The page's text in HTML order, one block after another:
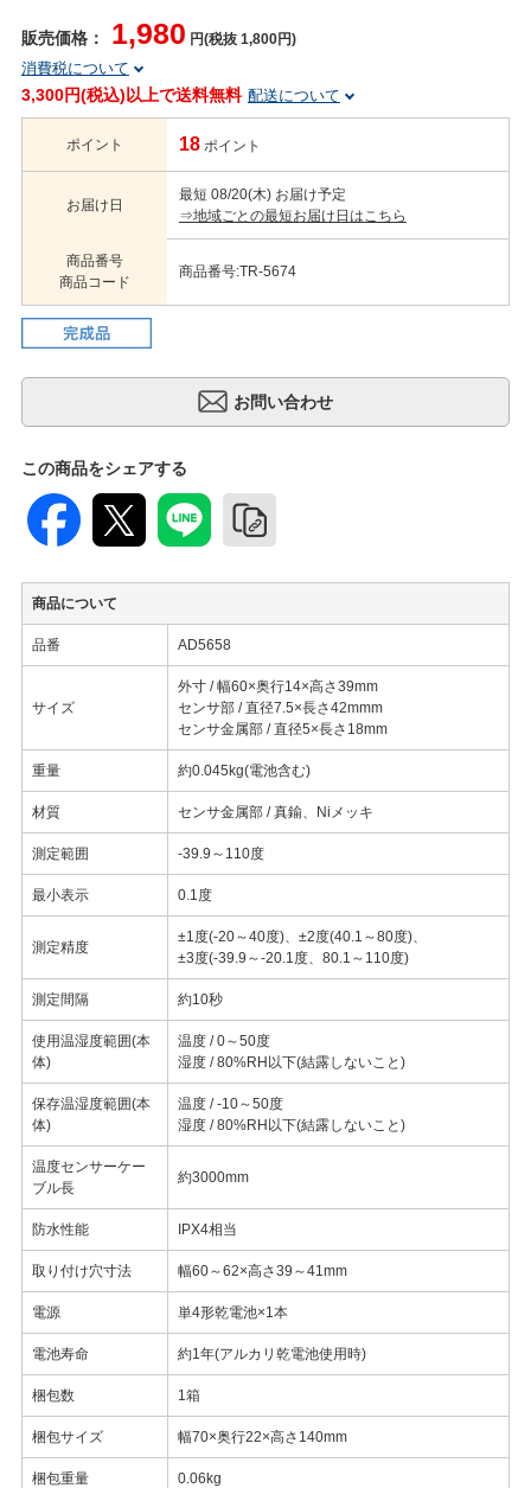
販売価格： 1,980 円(税抜 1,800円)
消費税について
3,300円(税込)以上で送料無料 配送について
ポイント 18 ポイント
お届け日
最短 08/20(木) お届け予定
⇒地域ごとの最短お届け日はこちら
商品番号
商品コード
商品番号:TR-5674
この商品をシェアする
商品について
品番 AD5658
サイズ
外寸 / 幅60×奥行14×高さ39mm
センサ部 / 直径7.5×長さ42mmm
センサ金属部 / 直径5×長さ18mm
重量 約0.045kg(電池含む)
材質 センサ金属部 / 真鍮、Niメッキ
測定範囲 -39.9～110度
最小表示 0.1度
測定精度
±1度(-20～40度)、±2度(40.1～80度)、
±3度(-39.9～-20.1度、80.1～110度)
測定間隔 約10秒
使用温湿度範囲(本
体)
温度 / 0～50度
湿度 / 80%RH以下(結露しないこと)
保存温湿度範囲(本
体)
温度 / -10～50度
湿度 / 80%RH以下(結露しないこと)
温度センサーケー
ブル長
約3000mm
防水性能 IPX4相当
取り付け穴寸法 幅60～62×高さ39～41mm
電源 単4形乾電池×1本
電池寿命 約1年(アルカリ乾電池使用時)
梱包数 1箱
梱包サイズ 幅70×奥行22×高さ140mm
梱包重量 0.06kg